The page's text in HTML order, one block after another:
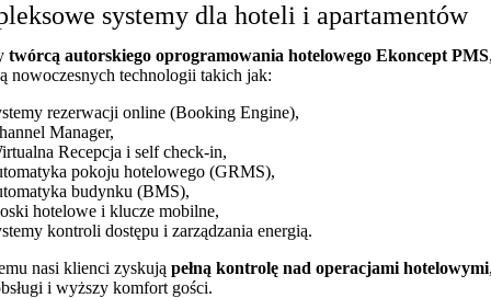
systemy dla hoteli i apartamentów
twórcą autorskiego oprogramowania hotelowego Ekoncept PMS
nowoczesnych technologii takich jak:
rezerwacji online (Booking Engine),
Manager,
Recepcja i self check-in,
pokoju hotelowego (GRMS),
budynku (BMS),
hotelowe i klucze mobilne,
kontroli dostępu i zarządzania energią.
nasi klienci zyskują pełną kontrolę nad operacjami hotelowymi
i wyższy komfort gości.